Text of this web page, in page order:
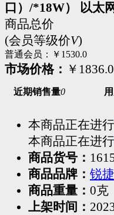
口）/*18W） 以太
商品总价
(会员等级价V)
普通会员： ￥1530.0
市场价格： ￥1836.0
近期销售量0
本商品正在进行
本商品正在进行
商品货号：
商品品牌： 锐
商品重量： 0克
上架时间：